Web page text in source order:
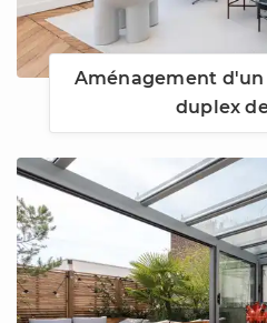
Aménagement
duplex